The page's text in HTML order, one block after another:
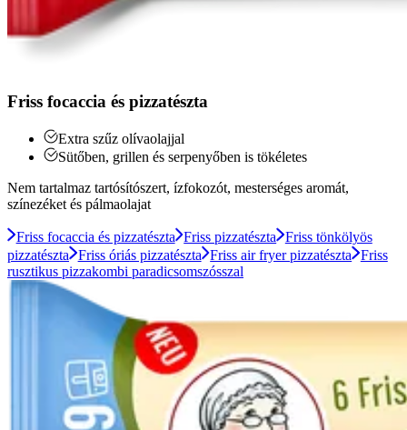
Friss focaccia és pizzatészta
Extra szűz olívaolajjal
Sütőben, grillen és serpenyőben is tökéletes
Nem tartalmaz tartósítószert, ízfokozót, mesterséges aromát,
színezéket és pálmaolajat
Friss focaccia és pizzatészta Friss pizzatészta Friss tönkölyös
pizzatészta
Friss óriás pizzatészta Friss air fryer pizzatészta Friss
rusztikus pizzakombi paradicsomszósszal